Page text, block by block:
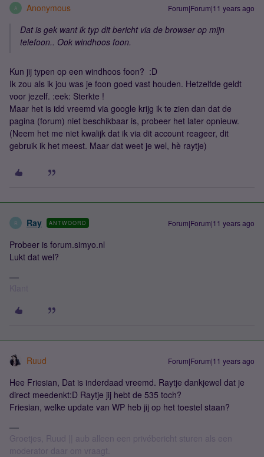
A Anonymous Forum|Forum|11 years ago
Dat is gek want ik typ dit bericht via de browser op mijn
telefoon.. Ook windhoos foon.
Kun jij typen op een windhoos foon? :D
Ik zou als ik jou was je foon goed vast houden. Hetzelfde geldt
voor jezelf. :eek: Sterkte !
Maar het is idd vreemd via google krijg ik te zien dan dat de
pagina (forum) niet beschikbaar is, probeer het later opnieuw.
(Neem het me niet kwalijk dat ik via dit account reageer, dit
gebruik ik het meest. Maar dat weet je wel, hè raytje)
R Ray ANTWOORD Forum|Forum|11 years ago
Probeer is forum.simyo.nl
Lukt dat wel?
Ruud Forum|Forum|11 years ago
Hee Friesian, Dat is inderdaad vreemd. Raytje dankjewel dat je
direct meedenkt:D Raytje jij hebt de 535 toch?
Friesian, welke update van WP heb jij op het toestel staan?
Groetjes, Ruud || aub alleen een privébericht sturen als een
moderator daar om vraagt.